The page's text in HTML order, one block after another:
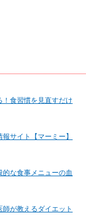
食習慣を見直すだけ
サイト【マーミー】
な食事メニューの血
が教えるダイエット